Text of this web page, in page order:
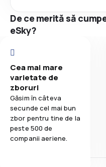
De ce merită să
eSky?
Cea mai mare
varietate de
zboruri
Găsim în câteva
secunde cel mai bun
zbor pentru tine de la
peste 500 de
companii aeriene.